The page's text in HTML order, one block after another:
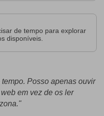
de tempo para explorar
disponíveis.
Posso apenas ouvir
em vez de os ler